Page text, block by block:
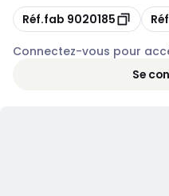
Copie
Réf.fab 9020185 Copie
Connectez-vous pour
Se